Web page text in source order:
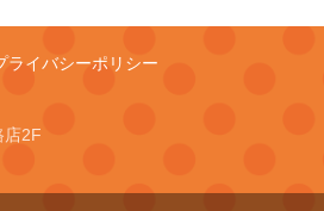
ライバシーポリシー
店2F